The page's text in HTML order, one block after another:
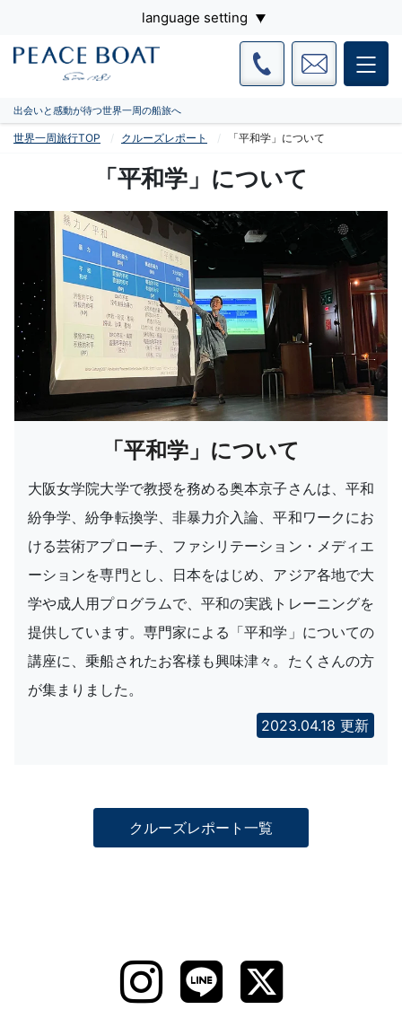
language setting
出会いと感動が待つ世界一周の船旅へ
世界一周旅行TOP クルーズレポート 「平和学」について
「平和学」について
「平和学」について
大阪女学院大学で教授を務める奥本京子さんは、平和
紛争学、紛争転換学、非暴力介入論、平和ワークにお
ける芸術アプローチ、ファシリテーション・メディエ
ーションを専門とし、日本をはじめ、アジア各地で大
学や成人用プログラムで、平和の実践トレーニングを
提供しています。専門家による「平和学」についての
講座に、乗船されたお客様も興味津々。たくさんの方
が集まりました。
2023.04.18 更新
クルーズレポート一覧